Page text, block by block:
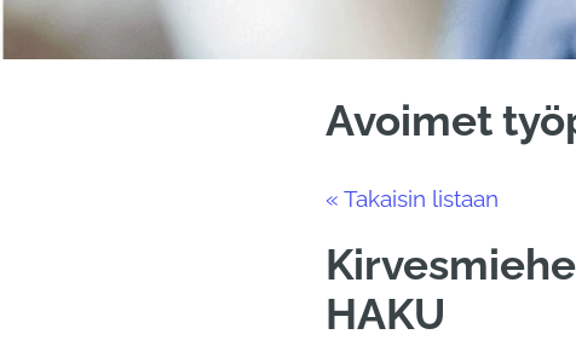
Avoimet
« Takaisin listaan
HAKU